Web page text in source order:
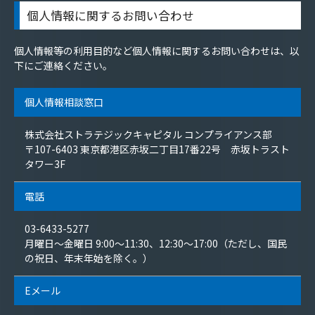
個人情報に関するお問い合わせ
個人情報等の利用目的など個人情報に関するお問い合わせは、以
下にご連絡ください。
個人情報相談窓口
株式会社ストラテジックキャピタル コンプライアンス部
〒107-6403 東京都港区赤坂二丁目17番22号 赤坂トラスト
タワー3F
電話
03-6433-5277
月曜日〜金曜日 9:00〜11:30、12:30〜17:00（ただし、国民
の祝日、年末年始を除く。）
Eメール